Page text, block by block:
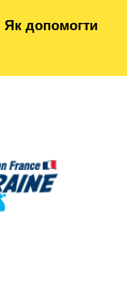
Як допомогти